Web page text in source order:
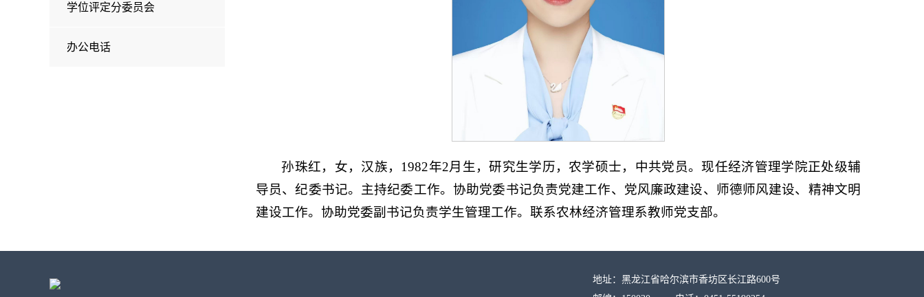
学位评定分委员会
办公电话
孙珠红，女，汉族，1982年2月生，研究生学历，农学硕士，中共党员。现任经济管理学院正处级辅
导员、纪委书记。主持纪委工作。协助党委书记负责党建工作、党风廉政建设、师德师风建设、精神文明
建设工作。协助党委副书记负责学生管理工作。联系农林经济管理系教师党支部。
地址：黑龙江省哈尔滨市香坊区长江路600号